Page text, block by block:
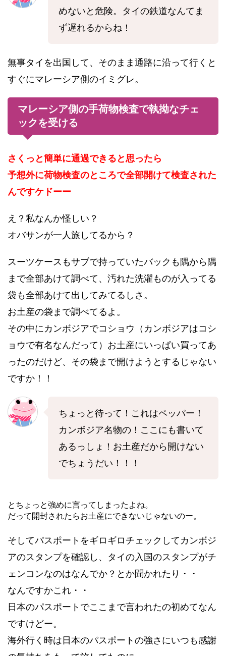
めないと危険。タイの鉄道なんてま
ず遅れるからね！
無事タイを出国して、そのまま通路に沿って行くと
すぐにマレーシア側のイミグレ。
マレーシア側の手荷物検査で執拗なチェ
ックを受ける
さくっと簡単に通過できると思ったら
予想外に荷物検査のところで全部開けて検査された
んですケドーー
え？私なんか怪しい？
オバサンが一人旅してるから？
スーツケースもサブで持っていたバックも隅から隅
まで全部あけて調べて、汚れた洗濯ものが入ってる
袋も全部あけて出してみてるしさ。
お土産の袋まで調べてるよ。
その中にカンボジアでコショウ（カンボジアはコシ
ョウで有名なんだって）お土産にいっぱい買ってあ
ったのだけど、その袋まで開けようとするじゃない
ですか！！
ちょっと待って！これはペッパー！
カンボジア名物の！ここにも書いて
あるっしょ！お土産だから開けない
でちょうだい！！！
とちょっと強めに言ってしまったよね。
だって開封されたらお土産にできないじゃないのー。
そしてパスポートをギロギロチェックしてカンボジ
アのスタンプを確認し、タイの入国のスタンプがチ
ェンコンなのはなんでか？とか聞かれたり・・
なんですかこれ・・
日本のパスポートでここまで言われたの初めてなん
ですけどー。
海外行く時は日本のパスポートの強さにいつも感謝